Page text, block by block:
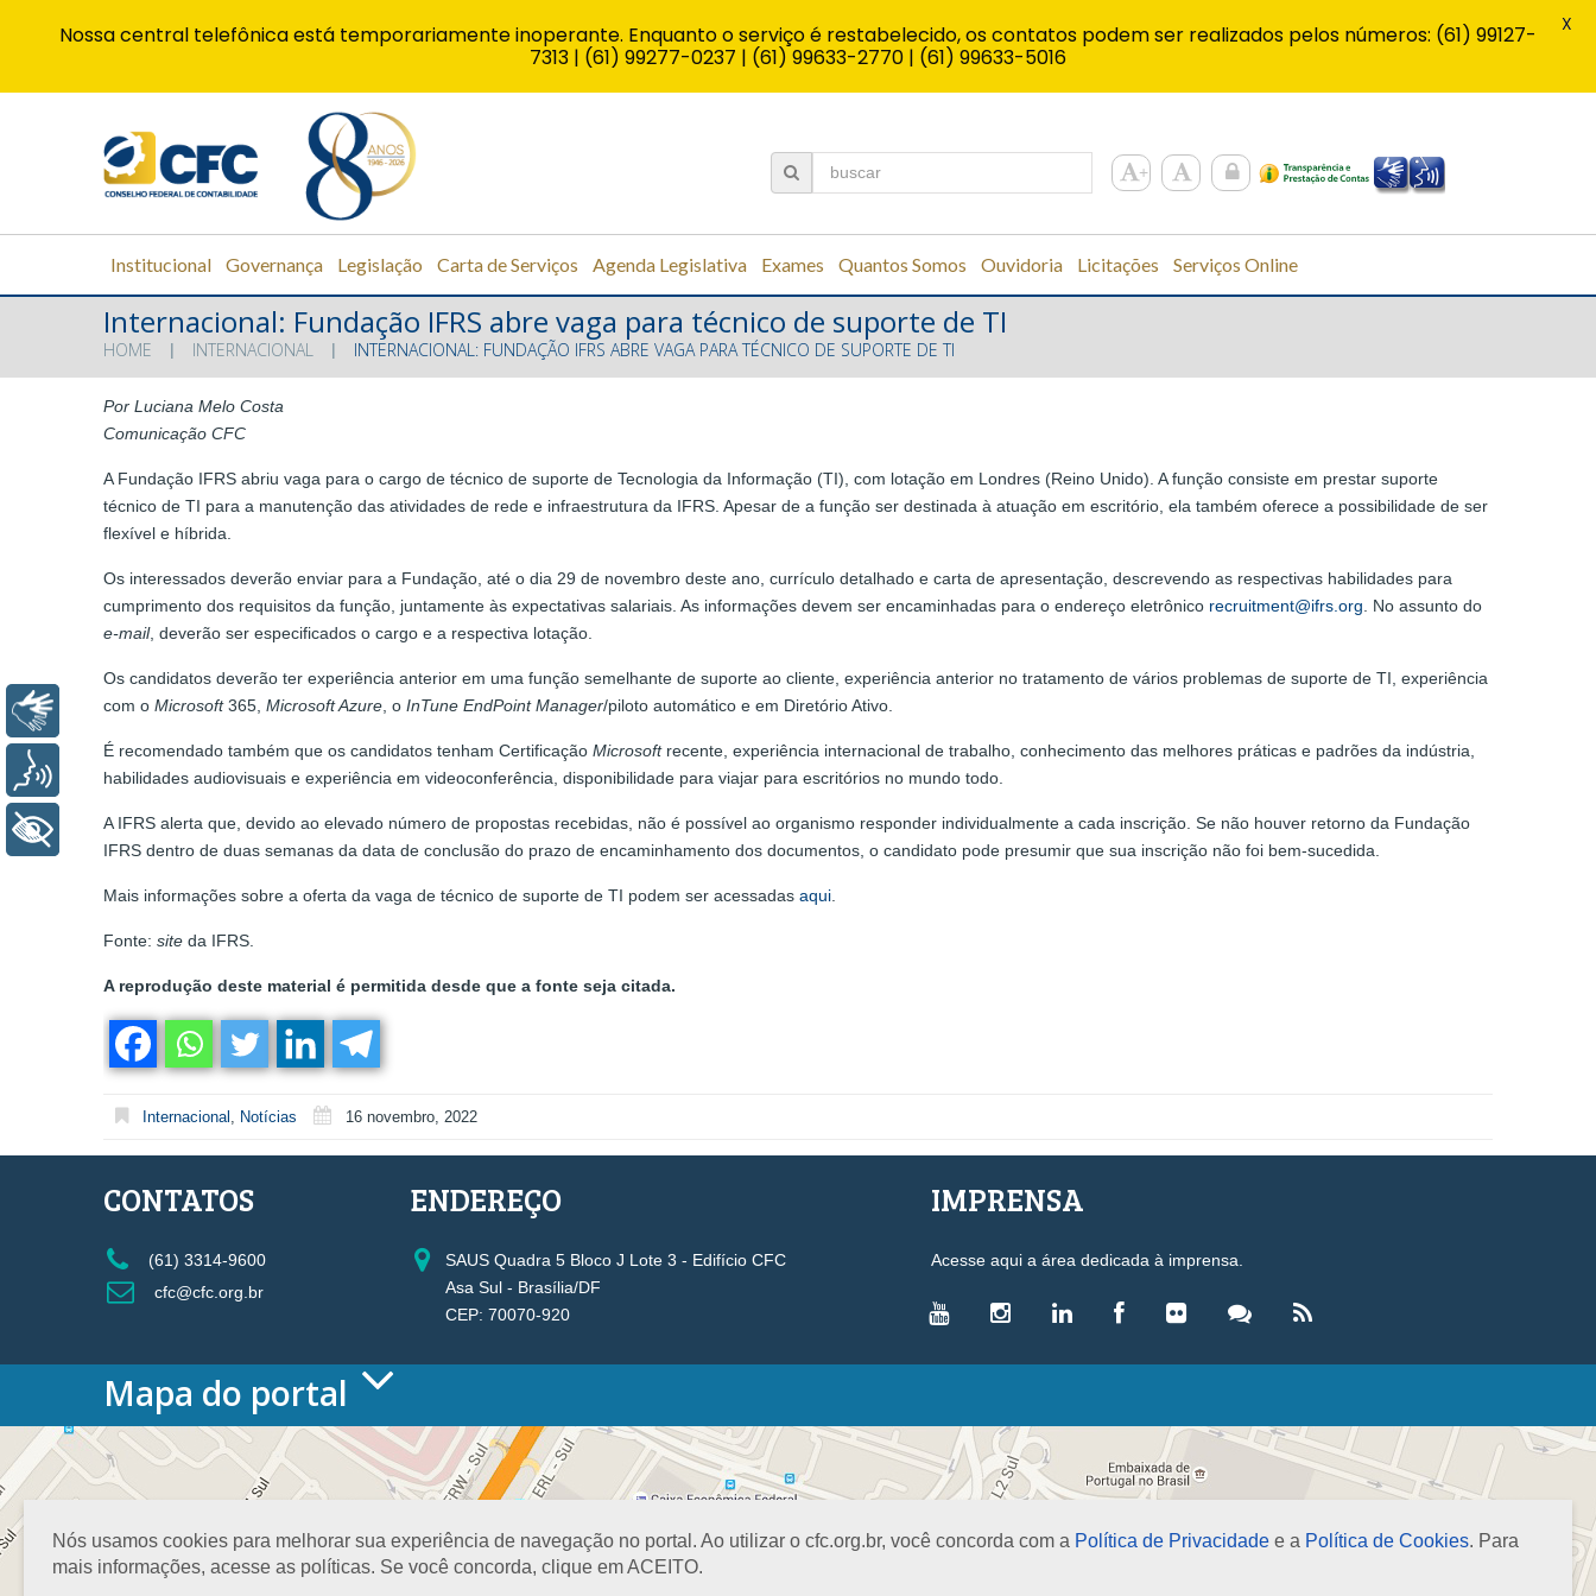
Institucional Governança Legislação Carta de Serviços Agenda Legislativa Exames Quantos Somos Ouvidoria Licitações Serviços Online
Internacional: Fundação IFRS abre vaga para técnico de suporte de TI
HOME INTERNACIONAL INTERNACIONAL: FUNDAÇÃO IFRS ABRE VAGA PARA TÉCNICO DE SUPORTE DE TI
Por Luciana Melo Costa
Comunicação CFC
A Fundação IFRS abriu vaga para o cargo de técnico de suporte de Tecnologia da Informação (TI), com lotação em Londres (Reino Unido). A função consiste em prestar suporte
técnico de TI para a manutenção das atividades de rede e infraestrutura da IFRS. Apesar de a função ser destinada à atuação em escritório, ela também oferece a possibilidade de ser
flexível e híbrida.
Os interessados deverão enviar para a Fundação, até o dia 29 de novembro deste ano, currículo detalhado e carta de apresentação, descrevendo as respectivas habilidades para
cumprimento dos requisitos da função, juntamente às expectativas salariais. As informações devem ser encaminhadas para o endereço eletrônico recruitment@ifrs.org. No assunto do
e-mail, deverão ser especificados o cargo e a respectiva lotação.
Os candidatos deverão ter experiência anterior em uma função semelhante de suporte ao cliente, experiência anterior no tratamento de vários problemas de suporte de TI, experiência
com o Microsoft365, Microsoft Azure, o InTune EndPoint Manager/piloto automático e em Diretório Ativo.
É recomendado também que os candidatos tenham Certificação Microsoftrecente, experiência internacional de trabalho, conhecimento das melhores práticas e padrões da indústria,
habilidades audiovisuais e experiência em videoconferência, disponibilidade para viajar para escritórios no mundo todo.
A IFRS alerta que, devido ao elevado número de propostas recebidas, não é possível ao organismo responder individualmente a cada inscrição. Se não houver retorno da Fundação
IFRS dentro de duas semanas da data de conclusão do prazo de encaminhamento dos documentos, o candidato pode presumir que sua inscrição não foi bem-sucedida.
Mais informações sobre a oferta da vaga de técnico de suporte de TI podem ser acessadas aqui.
Fonte: site da IFRS.
A reprodução deste material é permitida desde que a fonte seja citada.
Internacional , Notícias 16 novembro, 2022
Nós usamos cookies para melhorar sua experiência de navegação no portal. Ao utilizar o cfc.org.br, você concorda com a Política de Privacidade e a Política de Cookies. Para
mais informações, acesse as políticas. Se você concorda, clique em ACEITO.
CONTATOS
(61) 3314-9600
cfc@cfc.org.br
ENDEREÇO
SAUS Quadra 5 Bloco J Lote 3 - Edifício CFC
Asa Sul - Brasília/DF
CEP: 70070-920
IMPRENSA
Acesse aqui a área dedicada à imprensa.
Mapa do portal
HOME
O CONSELHO
Conselho Diretor
Planejamento
Organograma
VICE-PRESIDÊNCIAS
Administrativa
Controle Interno
Governança e Gestão Estratégica
Fiscalização, Ética e Disciplina
LEGISLAÇÃO
Decretos-Lei
Normas Brasileiras de Contabilidade
Nossa central telefônica está temporariamente inoperante. Enquanto o serviço é restabelecido, os contatos podem ser realizados pelos números: (61) 99127-
7313 | (61) 99277-0237 | (61) 99633-2770 | (61) 99633-5016
X
Libras
Voz
+ Acessibilidade